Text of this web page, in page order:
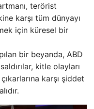
terörist
karşı tüm dünyayı
için küresel bir
bir beyanda, ABD
kitle olayları
karşı şiddet